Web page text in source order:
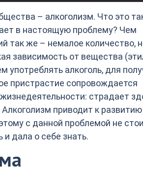
– алкоголизм. Что это
в настоящую проблему? Чем
так же – немалое количество,
зависимость от вещества
алкоголь, для
пристрастие сопровождается
страдает
приводит к развитию
с данной проблемой не
и дала о себе знать.